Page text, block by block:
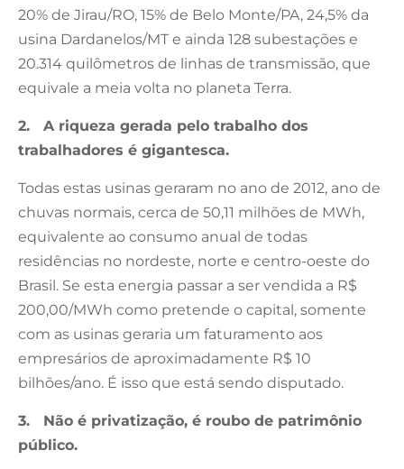
20% de Jirau/RO, 15% de Belo Monte/PA, 24,5% da
usina Dardanelos/MT e ainda 128 subestações e
20.314 quilômetros de linhas de transmissão, que
equivale a meia volta no planeta Terra.
2. A riqueza gerada pelo trabalho dos
trabalhadores é gigantesca.
Todas estas usinas geraram no ano de 2012, ano de
chuvas normais, cerca de 50,11 milhões de MWh,
equivalente ao consumo anual de todas
residências no nordeste, norte e centro-oeste do
Brasil. Se esta energia passar a ser vendida a R$
200,00/MWh como pretende o capital, somente
com as usinas geraria um faturamento aos
empresários de aproximadamente R$ 10
bilhões/ano. É isso que está sendo disputado.
3. Não é privatização, é roubo de patrimônio
público.